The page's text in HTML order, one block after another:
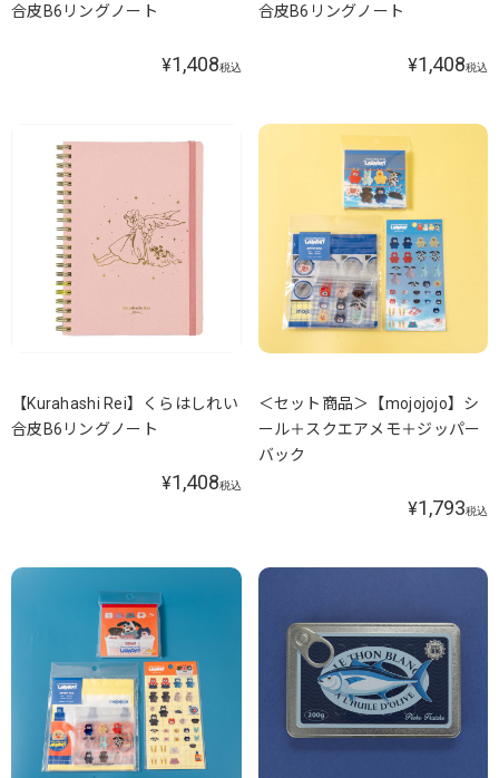
合皮B6リングノート
¥1,408税込
合皮B6リングノート
¥1,408税込
【Kurahashi Rei】くらはしれい
合皮B6リングノート
¥1,408税込
＜セット商品＞【mojojojo】シ
ール＋スクエアメモ＋ジッパー
バック
¥1,793税込